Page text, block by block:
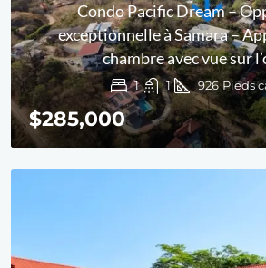
Condo Pacific Dream –
exceptionnelle à Samara –
chambre avec vue sur
1 1 926 Pieds
$285,000